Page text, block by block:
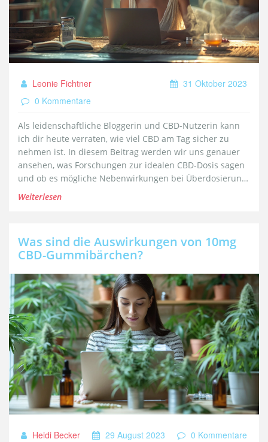
Leonie Fichtner
31 Oktober 2023
0 Kommentare
Als leidenschaftliche Bloggerin und CBD-Nutzerin kann
ich dir heute verraten, wie viel CBD am Tag sicher zu
nehmen ist. In diesem Beitrag werden wir uns genauer
ansehen, was Forschungen zur idealen CBD-Dosis sagen
und ob es mögliche Nebenwirkungen bei Überdosierung
gibt. Die Sicherheit deines Körpers steht immer an erster
Welt der CBD-Sicherheit eintauchen!
Weiterlesen
Was sind die Auswirkungen von 10mg
CBD-Gummibärchen?
Heidi Becker 29 August 2023 0 Kommentare